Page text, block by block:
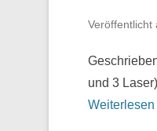
Veröffentlicht
und 3
Weiterlesen